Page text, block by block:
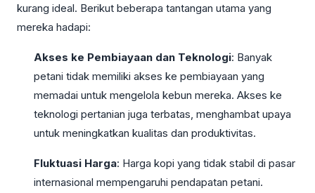
kurang ideal. Berikut beberapa tantangan utama yang
mereka hadapi:
Akses ke Pembiayaan dan Teknologi: Banyak
petani tidak memiliki akses ke pembiayaan yang
memadai untuk mengelola kebun mereka. Akses ke
teknologi pertanian juga terbatas, menghambat upaya
untuk meningkatkan kualitas dan produktivitas.
Fluktuasi Harga: Harga kopi yang tidak stabil di pasar
internasional mempengaruhi pendapatan petani.